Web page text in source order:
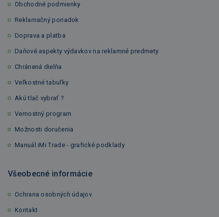
Obchodné podmienky
Reklamačný poriadok
Doprava a platba
Daňové aspekty výdavkov na reklamné predmety
Chránená dielňa
Veľkostné tabuľky
Akú tlač vybrať ?
Vernostný program
Možnosti doručenia
Manuál iMi Trade - grafické podklady
Všeobecné informácie
Ochrana osobných údajov
Kontakt